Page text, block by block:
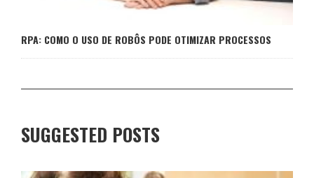
RPA: COMO O USO DE ROBÔS PODE OTIMIZAR PROCESSOS
SUGGESTED POSTS